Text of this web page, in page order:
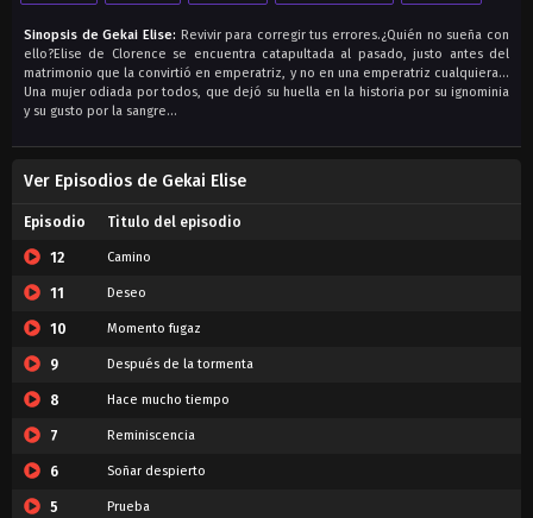
Sinopsis de Gekai Elise: Revivir para corregir tus errores.¿Quién no sueña con
ello?Elise de Clorence se encuentra catapultada al pasado, justo antes del
matrimonio que la convirtió en emperatriz, y no en una emperatriz cualquiera…
Una mujer odiada por todos, que dejó su huella en la historia por su ignominia
y su gusto por la sangre…
Ver Episodios de Gekai Elise
Episodio Titulo del episodio
12 Camino
11 Deseo
10 Momento fugaz
9 Después de la tormenta
8 Hace mucho tiempo
7 Reminiscencia
6 Soñar despierto
5 Prueba